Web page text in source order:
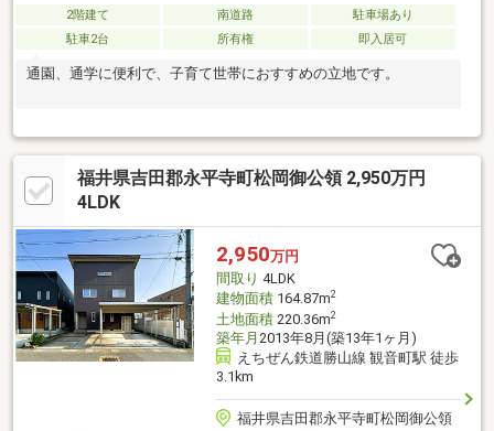
2階建て 南道路
駐車場あり
駐車2台
所有権 即入居可
通園、通学に便利で、子育て世帯におすすめの立地です。
福井県吉田郡永平寺町松岡御公領 2,950万円
4LDK
2,950万円
間取り 4LDK
建物面積164.87m2
土地面積220.36m2
築年月 2013年8月(築13年1ヶ月)
えちぜん鉄道勝山線 観音町駅 徒歩
3.1km
福井県吉田郡永平寺町松岡御公領